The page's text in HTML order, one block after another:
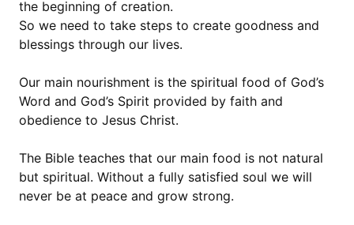
the beginning of creation.
So we need to take steps to create goodness and
blessings through our lives.
Our main nourishment is the spiritual food of God’s
Word and God’s Spirit provided by faith and
obedience to Jesus Christ.
The Bible teaches that our main food is not natural
but spiritual. Without a fully satisfied soul we will
never be at peace and grow strong.